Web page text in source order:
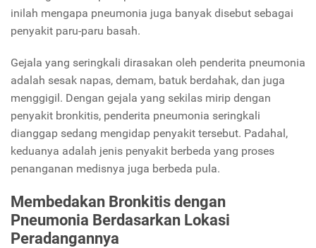
inilah mengapa pneumonia juga banyak disebut sebagai
penyakit paru-paru basah.
Gejala yang seringkali dirasakan oleh penderita pneumonia
adalah sesak napas, demam, batuk berdahak, dan juga
menggigil. Dengan gejala yang sekilas mirip dengan
penyakit bronkitis, penderita pneumonia seringkali
dianggap sedang mengidap penyakit tersebut. Padahal,
keduanya adalah jenis penyakit berbeda yang proses
penanganan medisnya juga berbeda pula.
Membedakan Bronkitis dengan
Pneumonia Berdasarkan Lokasi
Peradangannya